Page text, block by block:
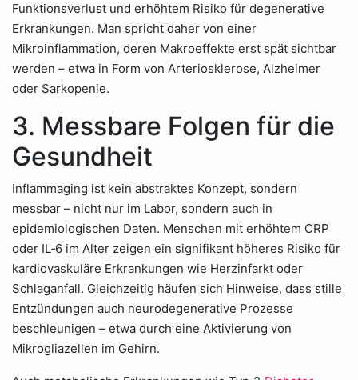
Funktionsverlust und erhöhtem Risiko für degenerative
Erkrankungen. Man spricht daher von einer
Mikroinflammation, deren Makroeffekte erst spät sichtbar
werden – etwa in Form von Arteriosklerose, Alzheimer
oder Sarkopenie.
3. Messbare Folgen für die
Gesundheit
Inflammaging ist kein abstraktes Konzept, sondern
messbar – nicht nur im Labor, sondern auch in
epidemiologischen Daten. Menschen mit erhöhtem CRP
oder IL‑6 im Alter zeigen ein signifikant höheres Risiko für
kardiovaskuläre Erkrankungen wie Herzinfarkt oder
Schlaganfall. Gleichzeitig häufen sich Hinweise, dass stille
Entzündungen auch neurodegenerative Prozesse
beschleunigen – etwa durch eine Aktivierung von
Mikrogliazellen im Gehirn.